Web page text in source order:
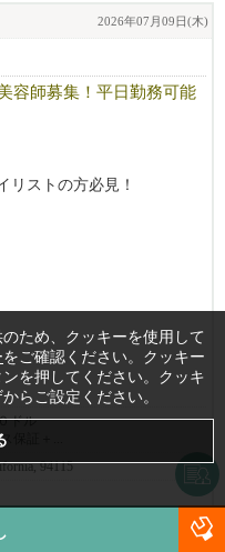
2026年07月09日(木)
容師募集！平日勤務可能
リストの方必見！
を募集いたします。
、
。書類審査の上ご連絡さ
ドル
保証＋...
94115
ため、クッキーを使用して
をご確認ください。クッキー
を押してください。クッキ
らご設定ください。